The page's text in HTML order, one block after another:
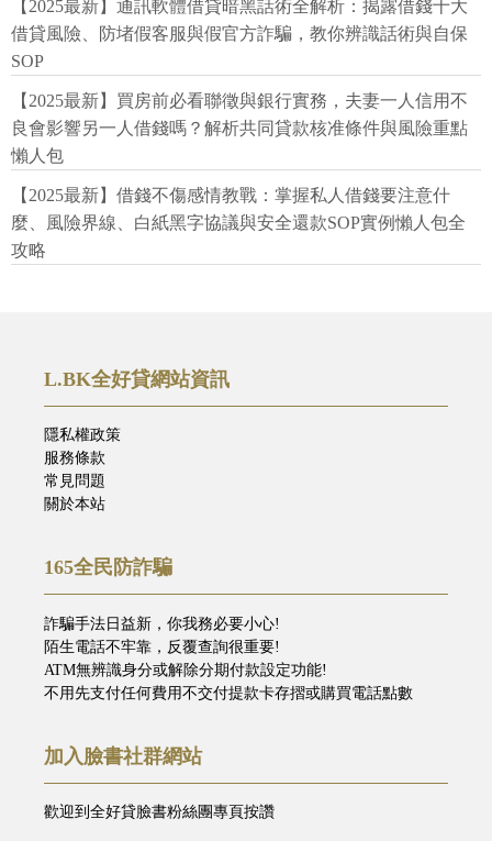
【2025最新】通訊軟體借貸暗黑話術全解析：揭露借錢十大
借貸風險、防堵假客服與假官方詐騙，教你辨識話術與自保
SOP
【2025最新】買房前必看聯徵與銀行實務，夫妻一人信用不
良會影響另一人借錢嗎？解析共同貸款核准條件與風險重點
懶人包
【2025最新】借錢不傷感情教戰：掌握私人借錢要注意什
麼、風險界線、白紙黑字協議與安全還款SOP實例懶人包全
攻略
L.BK全好貸網站資訊
隱私權政策
服務條款
常見問題
關於本站
165全民防詐騙
詐騙手法日益新，你我務必要小心!
陌生電話不牢靠，反覆查詢很重要!
ATM無辨識身分或解除分期付款設定功能!
不用先支付任何費用不交付提款卡存摺或購買電話點數
加入臉書社群網站
歡迎到全好貸臉書粉絲團專頁按讚